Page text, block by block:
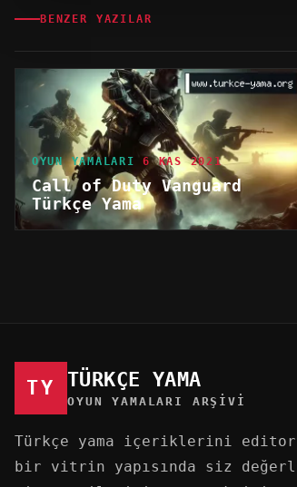
BENZER YAZILAR
OYUN YAMALARI 6 KAS 2021
Call of Duty Vanguard
Türkçe Yama
TY TÜRKÇE YAMA
OYUN YAMALARI ARŞIVI
Türkçe yama içeriklerini
bir vitrin yapısında siz